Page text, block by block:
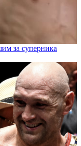
за суперника